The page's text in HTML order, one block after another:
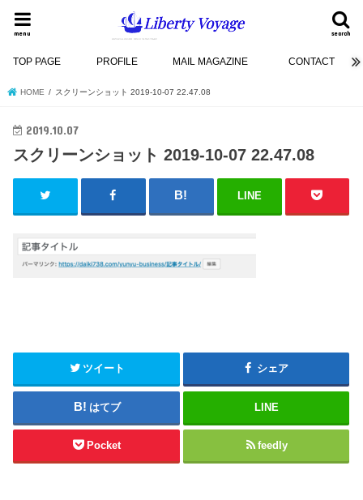
search
menu
TOP PAGE PROFILE MAIL MAGAZINE CONTACT
HOME スクリーンショット 2019-10-07 22.47.08
2019.10.07
スクリーンショット 2019-10-07 22.47.08
LINE
ツイート シェア
はてブ LINE
Pocket feedly